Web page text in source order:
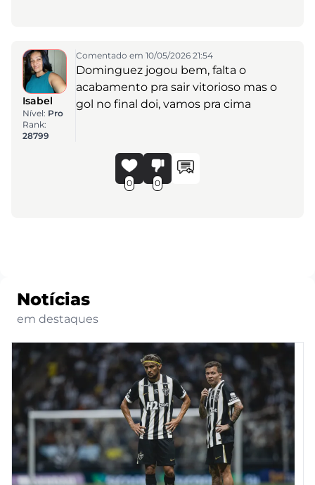
Isabel
Nível: Pro
Rank:
28799
Comentado em 10/05/2026 21:54
Dominguez jogou bem, falta o
acabamento pra sair vitorioso mas o
gol no final doi, vamos pra cima
0 0
Notícias
em destaques